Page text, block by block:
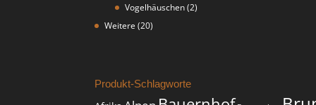
Vogelhäuschen (2)
Weitere (20)
Produkt-Schlagworte